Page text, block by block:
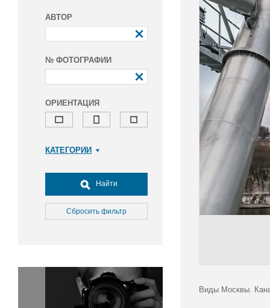
АВТОР
№ ФОТОГРАФИИ
ОРИЕНТАЦИЯ
КАТЕГОРИИ
Досуг, туризм и отдых
Культура
Медицина
Окружающая среда
Политика
Правосудие
Найти
Сбросить фильтр
Виды Москвы.